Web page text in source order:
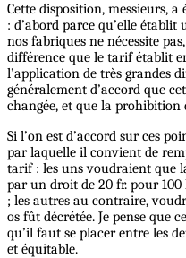
Cette disposition, messieurs,
: d’abord parce qu’elle
nos fabriques ne nécessite
différence que le tarif établit
l’application de très grandes
généralement d’accord que
changée, et que la prohibition
Si l’on est d’accord sur ces
par laquelle il convient de
tarif : les uns voudraient que
par un droit de 20 fr. pour
; les autres au contraire,
os fût décrétée. Je pense que
qu’il faut se placer entre les
et équitable.